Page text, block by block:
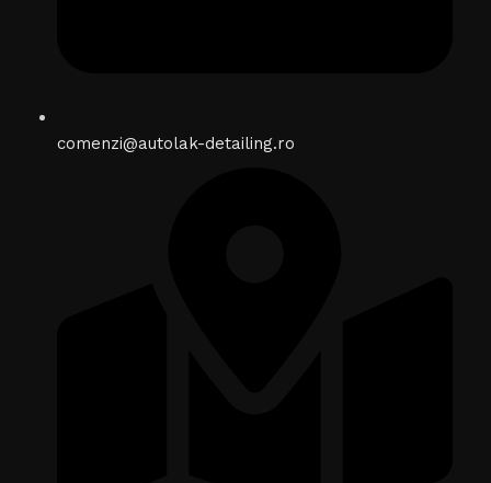
comenzi@autolak-detailing.ro